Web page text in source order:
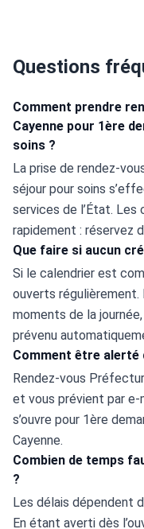
Questions
Comment prendre
Cayenne pour 1ère
soins ?
La prise de rendez-
séjour pour soins
services de l’État.
rapidement : réservez
Que faire si aucun
Si le calendrier est
ouverts
moments de la
prévenu
Comment être alerté
Rendez-vous
et vous prévient par e-
s’ouvre pour 1ère
Cayenne.
Combien de temps
?
Les délais dépendent
En étant averti dès